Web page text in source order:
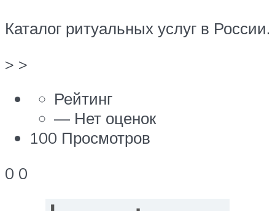
Каталог ритуальных услуг в России.
> >
Рейтинг
— Нет оценок
100 Просмотров
0 0